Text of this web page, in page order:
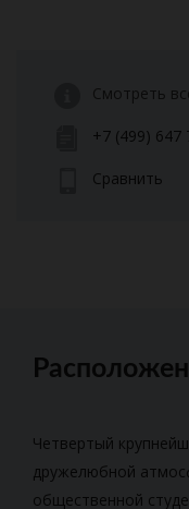
Смотреть
+7 (499) 647
Сравнить
Четвертый
дружелюбной
общественной